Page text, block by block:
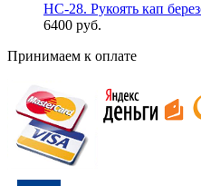
НС-28. Рукоять кап
6400 руб.
Принимаем к оплате